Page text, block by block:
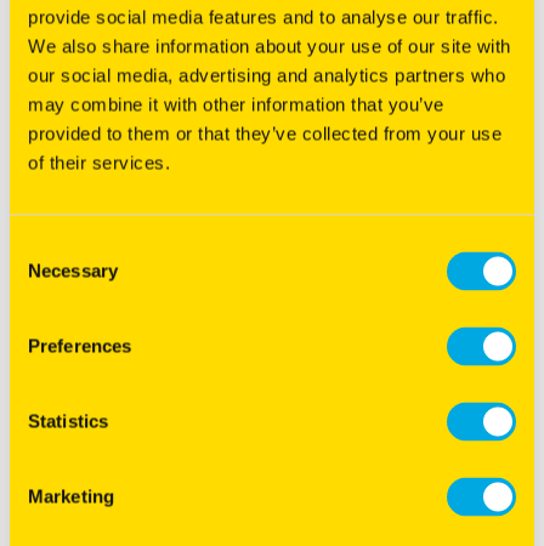
provide social media features and to analyse our traffic.
We also share information about your use of our site with
our social media, advertising and analytics partners who
may combine it with other information that you’ve
provided to them or that they’ve collected from your use
of their services.
Selection
Necessary
Preferences
Statistics
Marketing
couvert temporaire ou permanent génère de la matière organique
qui agit sur la stabilité structurale. Les solutions anti-érosion sont
virages, en inter-rang, sous le rang...
Du choix des espèces à la récolte, c'est un support technique